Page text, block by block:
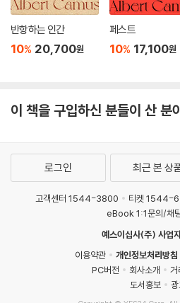
반항하는 인간
10% 20,700원
페스트
10% 17,100원
이 책을 구입하신 분들이 산 분
로그인 최근 본 상
고객센터 1544-3800 티켓 1544-
eBook 1:1문의/채
예스이십사(주) 사업
이용약관
개인정보처리방침
PC버전
회사소개
거
도서홍보